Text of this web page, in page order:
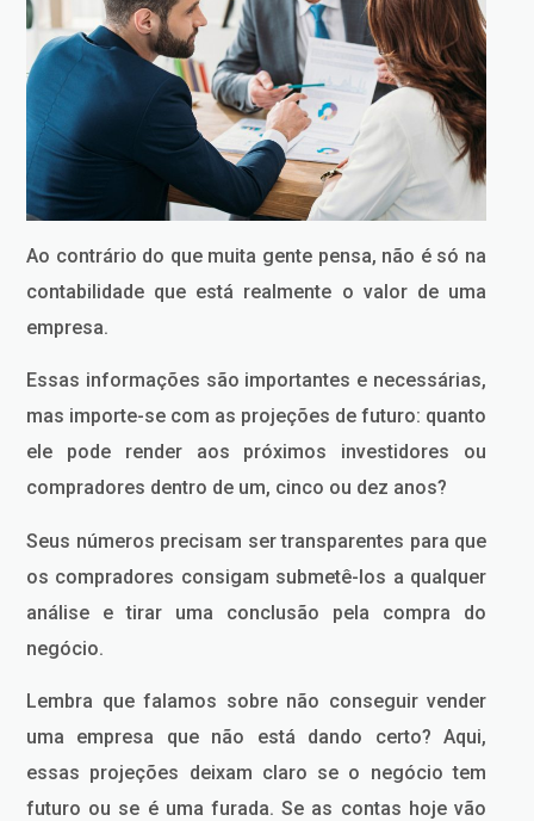
Ao contrário do que muita gente pensa, não é só na
contabilidade que está realmente o valor de uma
empresa.
Essas informações são importantes e necessárias,
mas importe-se com as projeções de futuro: quanto
ele pode render aos próximos investidores ou
compradores dentro de um, cinco ou dez anos?
Seus números precisam ser transparentes para que
os compradores consigam submetê-los a qualquer
análise e tirar uma conclusão pela compra do
negócio.
Lembra que falamos sobre não conseguir vender
uma empresa que não está dando certo? Aqui,
essas projeções deixam claro se o negócio tem
futuro ou se é uma furada. Se as contas hoje vão